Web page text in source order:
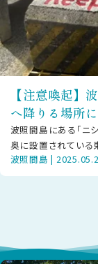
【注意喚起】
へ降りる場所
波照間島にある「ニ
奥に設置されている
ートを足元に気をつ
波照間島 |